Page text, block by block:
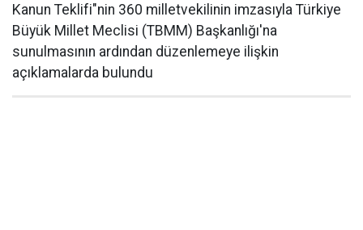
Kanun Teklifi"nin 360 milletvekilinin imzasıyla Türkiye
Büyük Millet Meclisi (TBMM) Başkanlığı'na
sunulmasının ardından düzenlemeye ilişkin
açıklamalarda bulundu